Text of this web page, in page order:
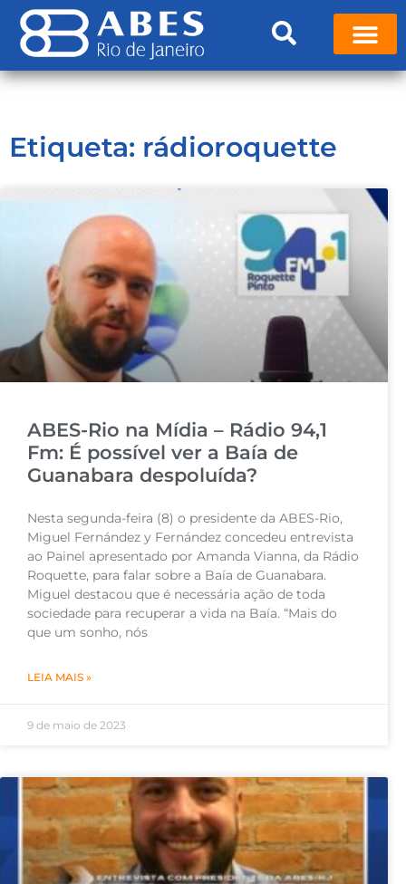
Etiqueta: rádioroquette
ABES-Rio na Mídia – Rádio 94,1
Fm: É possível ver a Baía de
Guanabara despoluída?
Nesta segunda-feira (8) o presidente da ABES-Rio,
Miguel Fernández y Fernández concedeu entrevista
ao Painel apresentado por Amanda Vianna, da Rádio
Roquette, para falar sobre a Baía de Guanabara.
Miguel destacou que é necessária ação de toda
sociedade para recuperar a vida na Baía. “Mais do
que um sonho, nós
LEIA MAIS »
9 de maio de 2023